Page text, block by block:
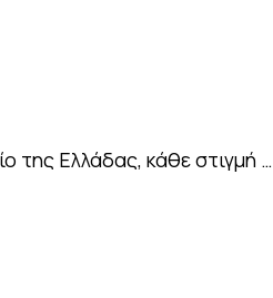
της Ελλάδας, κάθε στιγμή …